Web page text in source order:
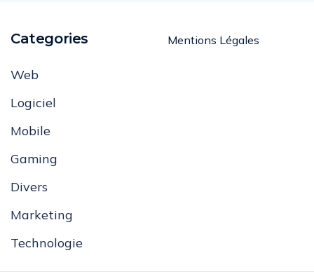
Categories
Web
Logiciel
Mobile
Gaming
Divers
Marketing
Technologie
Mentions Légales